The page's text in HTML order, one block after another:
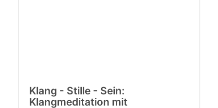
Klang - Stille - Sein:
Klangmeditation mit